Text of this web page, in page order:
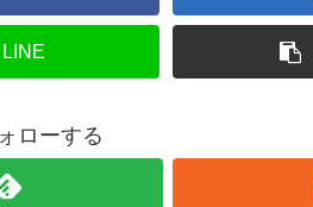
LINE
ローする